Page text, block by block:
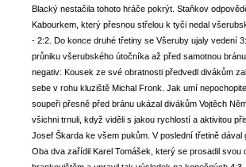
Blacký nestačila tohoto hráče pokrýt. Staňkov
Kabourkem, který přesnou střelou k tyči nedal
- 2:2. Do konce druhé třetiny se Všeruby ujaly vedení
průniku všerubského útočníka až před samotnou
negativ: Kousek ze své obratnosti předvedl divákům
sebe v rohu kluziště Michal Fronk. Jak umí
soupeři přesně před bránu ukázal divákům Vojtěch
všichni trnuli, když viděli s jakou rychlostí a aktivitou
Josef Škarda ke všem pukům. V poslední třetině dával
Oba dva zařídil Karel Tomášek, který se prosadil svou